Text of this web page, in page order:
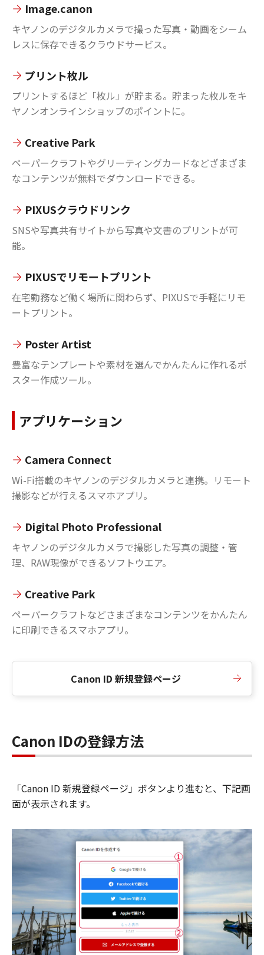
Image.canon
キヤノンのデジタルカメラで撮った写真・動画をシーム
レスに保存できるクラウドサービス。
プリント枚ル
プリントするほど「枚ル」が貯まる。貯まった枚ルをキ
ヤノンオンラインショップのポイントに。
Creative Park
ペーパークラフトやグリーティングカードなどざまざま
なコンテンツが無料でダウンロードできる。
PIXUSクラウドリンク
SNSや写真共有サイトから写真や文書のプリントが可
能。
PIXUSでリモートプリント
在宅勤務など働く場所に関わらず、PIXUSで手軽にリモ
ートプリント。
Poster Artist
豊富なテンプレートや素材を選んでかんたんに作れるポ
スター作成ツール。
アプリケーション
Camera Connect
Wi-Fi搭載のキヤノンのデジタルカメラと連携。リモート
撮影などが行えるスマホアプリ。
Digital Photo Professional
キヤノンのデジタルカメラで撮影した写真の調整・管
理、RAW現像ができるソフトウエア。
Creative Park
ペーパークラフトなどさまざまなコンテンツをかんたん
に印刷できるスマホアプリ。
Canon ID 新規登録ページ
Canon IDの登録方法
「Canon ID 新規登録ページ」ボタンより進むと、下記画
面が表示されます。